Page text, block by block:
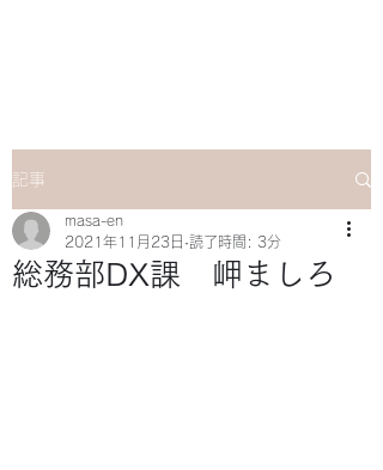
記事
総務部DX課 岬ましろ
masa-en
2021年11月23日 読了時間: 3分